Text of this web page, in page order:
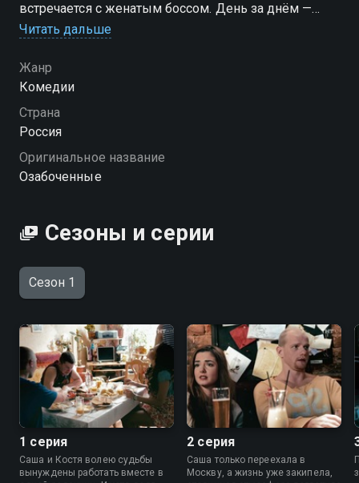
встречается с женатым боссом. День за днём —
одно и то же: скучно, предсказуемо, без шансов на
сталкивается с Катей — подругой из прошлого. Та
зовёт Сашу в Москву, и вдруг в её жизни
появляется шанс всё переиграть. «Озабоченные» —
смотрите онлайн в хорошем качестве.
Посмотреть онлайн 1 сезон сериала Озабоченные
вы можете совершенно бесплатно в хорошем HD
Читать дальше
Жанр
Комедии
Страна
Россия
Оригинальное название
Озабоченные
Сезоны и серии
Сезон 1
1 серия
Саша и Костя волею судьбы
вынуждены работать вместе в
2 серия
Саша только переехала в
Москву, а жизнь уже закипела,